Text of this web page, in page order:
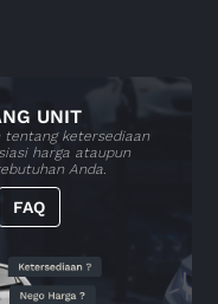
UNIT
tentang ketersediaan
harga ataupun
Anda.
FAQ